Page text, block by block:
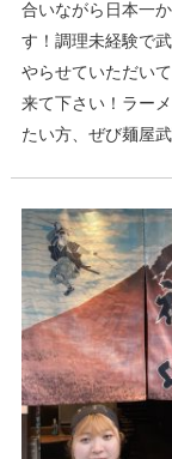
合いながら日本一
す！調理未経験で
やらせていただい
来て下さい！ラー
たい方、ぜび麺屋